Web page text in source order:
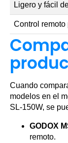
Ligero y fácil
Control remoto
Cuando
modelos en el
SL-150W, se
GODOX
remoto.